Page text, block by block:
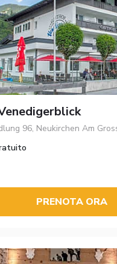
96, Neukirchen Am
PRENOTA ORA